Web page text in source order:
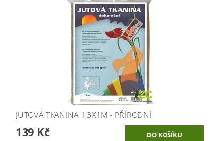
JUTOVÁ TKANINA 1,3X1M - PŘÍRODNÍ
139 Kč